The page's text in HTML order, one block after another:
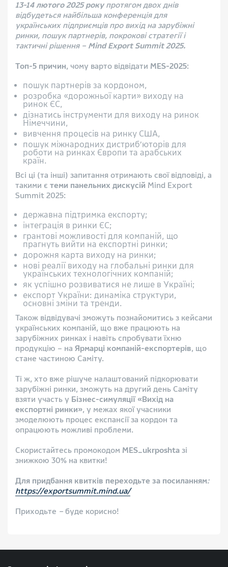
13-14 лютого 2025 рокупротягом двох днів
відбудеться найбільша конференція для
українських підприємців про вихід на зарубіжні
ринки, пошук партнерів, покрокові стратегії і
тактичні рішення – Mind Export Summit 2025.
Топ-5 причин, чому варто відвідати MES-2025:
пошук партнерів за кордоном,
розробка «дорожньої карти» виходу на
ринок ЄС,
дізнатись інструменти для виходу на ринок
Німеччини,
вивчення процесів на ринку США,
пошук міжнародних дистриб’юторів для
роботи на ринках Європи та арабських
країн.
Всі ці (та інші) запитання отримають свої відповіді, а
такими є теми панельних дискусій Mind Export
Summit 2025:
державна підтримка експорту;
інтеграція в ринки ЄС;
грантові можливості для компаній, що
прагнуть вийти на експортні ринки;
дорожня карта виходу на ринки;
нові реалії виходу на глобальні ринки для
українських технологічних компаній;
як успішно розвиватися не лише в Україні;
експорт України: динаміка структури,
основні зміни та тренди.
Також відвідувачі зможуть познайомитись з кейсами
українських компаній, що вже працюють на
зарубіжних ринках і навіть спробувати їхню
продукцію – на Ярмарці компаній-експортерів, що
стане частиною Саміту.
Ті ж, хто вже рішуче налаштований підкорювати
зарубіжні ринки, зможуть на другий день Саміту
взяти участь у Бізнес-симуляції «Вихід на
експортні ринки», у межах якої учасники
змоделюють процес експансії за кордон та
опрацюють можливі проблеми.
Скористайтесь промокодом MES_ukrposhta зі
знижкою 30% на квитки!
Для придбання квитків переходьте за посиланням:
https://exportsummit.mind.ua/
Приходьте – буде корисно!